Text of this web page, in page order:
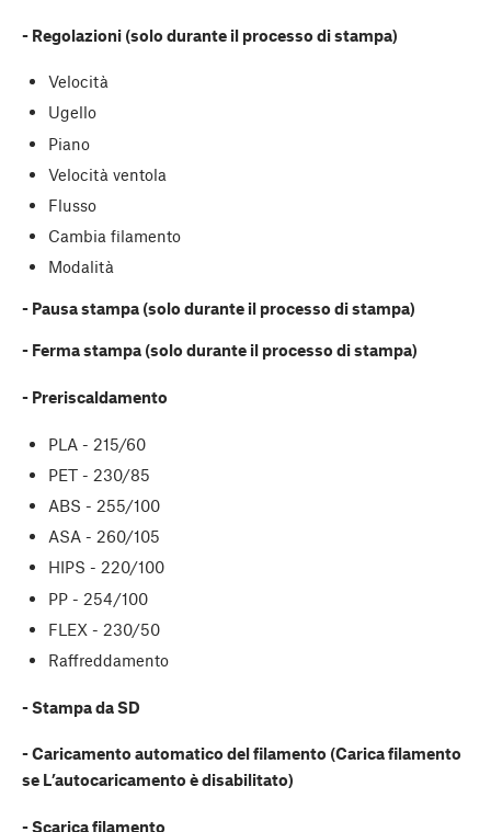
- Regolazioni (solo durante il processo di stampa)
Velocità
Ugello
Piano
Velocità ventola
Flusso
Cambia filamento
Modalità
- Pausa stampa (solo durante il processo di stampa)
- Ferma stampa (solo durante il processo di stampa)
- Preriscaldamento
PLA - 215/60
PET - 230/85
ABS - 255/100
ASA - 260/105
HIPS - 220/100
PP - 254/100
FLEX - 230/50
Raffreddamento
- Stampa da SD
- Caricamento automatico del filamento (Carica filamento
se L’autocaricamento è disabilitato)
- Scarica filamento